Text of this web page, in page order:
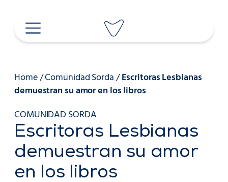
contenido
Home/Comunidad Sorda/Escritoras Lesbianas
demuestran su amor en los libros
COMUNIDAD SORDA
Escritoras Lesbianas
demuestran su amor
en los libros